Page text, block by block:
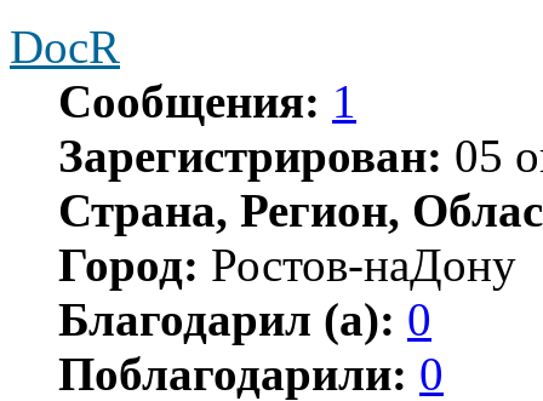
DocR
Сообщения: 1
Зарегистрирован: 05
Страна, Регион,
Город: Ростов-наДону
Благодарил (а): 0
Поблагодарили: 0